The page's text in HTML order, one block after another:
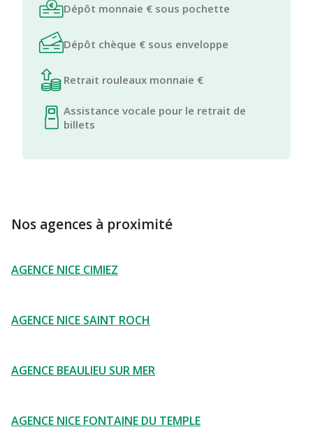
Dépôt monnaie € sous pochette
Dépôt chèque € sous enveloppe
Retrait rouleaux monnaie €
Assistance vocale pour le retrait de
billets
Nos agences à proximité
AGENCE NICE CIMIEZ
AGENCE NICE SAINT ROCH
AGENCE BEAULIEU SUR MER
AGENCE NICE FONTAINE DU TEMPLE